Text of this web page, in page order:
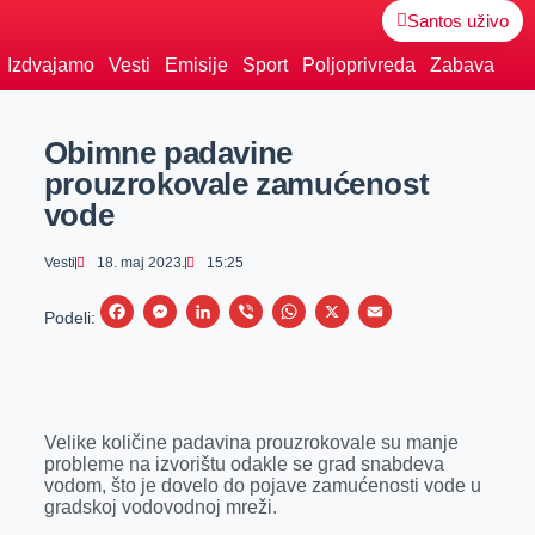
Santos uživo
Izdvajamo Vesti Emisije Sport Poljoprivreda Zabava
Obimne padavine
prouzrokovale zamućenost
vode
Vesti 18. maj 2023. 15:25
Podeli:
F
b
o
o
M
e
n
g
L
e
d
I
V
r
W
s
A
X
E
l
Velike količine padavina prouzrokovale su manje
probleme na izvorištu odakle se grad snabdeva
vodom, što je dovelo do pojave zamućenosti vode u
gradskoj vodovodnoj mreži.